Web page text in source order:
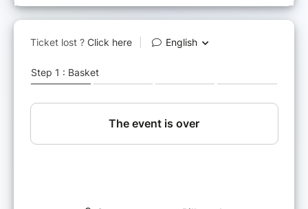
professionnelle.
Un temps sera consacré à la pratique selon les
besoins de chacun : créer un post ou un
évènement, concevoir un calendrier de
amener votre ordinateur.
Pour permettre des échanges plus approfondis,
cet atelier est limité à 8 participants.